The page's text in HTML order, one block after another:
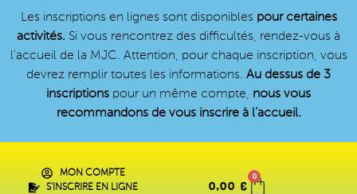
Les inscriptions en lignes sont disponibles pour certaines
activités. Si vous rencontrez des difficultés, rendez-vous à
l’accueil de la MJC. Attention, pour chaque inscription, vous
devrez remplir toutes les informations. Au dessus de 3
inscriptions pour un même compte, nous vous
recommandons de vous inscrire à l’accueil.
MON COMPTE
S'INSCRIRE EN LIGNE
0,00 €
0